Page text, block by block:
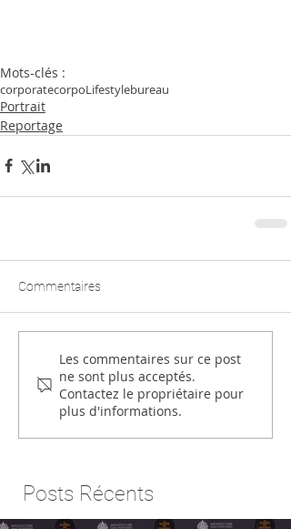
Mots-clés :
corporatecorpoLifestylebureau
Portrait
Reportage
Commentaires
Les commentaires sur ce post
ne sont plus acceptés.
Contactez le propriétaire pour
plus d'informations.
Posts Récents